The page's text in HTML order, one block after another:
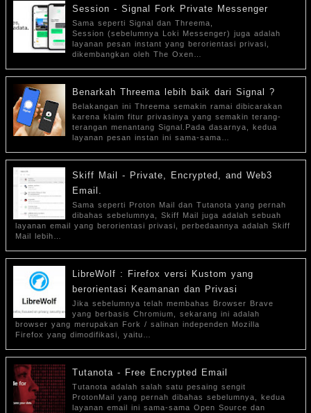
Session - Signal Fork Private Messenger
Sama seperti Signal dan Threema,
Session (sebelumnya Loki Messenger) juga adalah
layanan pesan instant yang berorientasi privasi,
dikembangkan oleh The Oxen…
Benarkah Threema lebih baik dari Signal ?
Belakangan ini Threema semakin ramai dibicarakan
karena klaim fitur privasinya yang semakin terang-
terangan menantang Signal.Pada dasarnya, kedua
layanan pesan instan ini sama-sama…
Skiff Mail - Private, Encrypted, and Web3
Email.
Sama seperti Proton Mail dan Tutanota yang pernah
dibahas sebelumnya, Skiff Mail juga adalah sebuah
layanan email yang berorientasi privasi, perbedaannya adalah Skiff
Mail lebih…
LibreWolf : Firefox versi Kustom yang
berorientasi Keamanan dan Privasi
Jika sebelumnya telah membahas Browser Brave
yang berbasis Chromium, sekarang ini adalah
browser yang merupakan Fork / salinan independen Mozilla
Firefox yang dimodifikasi, yaitu…
Tutanota - Free Encrypted Email
Tutanota adalah salah satu pesaing sengit
ProtonMail yang pernah dibahas sebelumnya, kedua
layanan email ini sama-sama Open Source dan